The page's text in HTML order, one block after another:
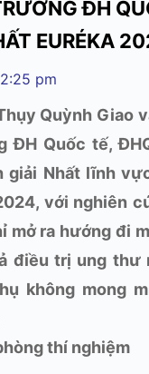
ĐH
EURÉKA
2:25 pm
Quỳnh Giao
ĐH Quốc tế,
giải Nhất lĩnh
với nghiên
mở ra hướng đi
điều trị ung thư
không mong
thí nghiệm